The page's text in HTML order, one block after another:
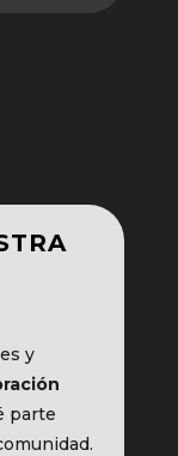
y
parte